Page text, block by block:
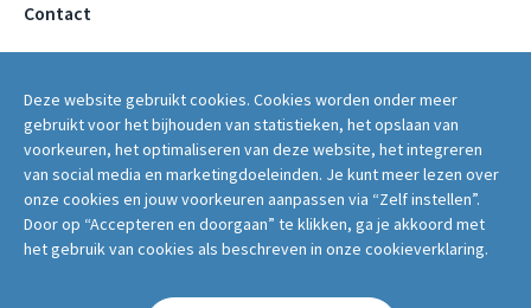
Deze website gebruikt cookies. Cookies worden onder meer
gebruikt voor het bijhouden van statistieken, het opslaan van
voorkeuren, het optimaliseren van deze website, het integreren
van social media en marketingdoeleinden. Je kunt meer lezen over
onze cookies en jouw voorkeuren aanpassen via “Zelf instellen”.
Door op “Accepteren en doorgaan” te klikken, ga je akkoord met
het gebruik van cookies als beschreven in onze cookieverklaring.
Contact
Volg ons op: